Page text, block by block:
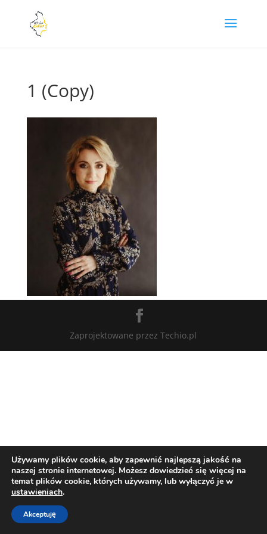
1 (Copy)
Zaprojektowane przez Techio.pl
Używamy plików cookie, aby zapewnić najlepszą jakość na
naszej stronie internetowej. Możesz dowiedzieć się więcej na
temat plików cookie, których używamy, lub wyłączyć je w
ustawieniach.
Akceptuję